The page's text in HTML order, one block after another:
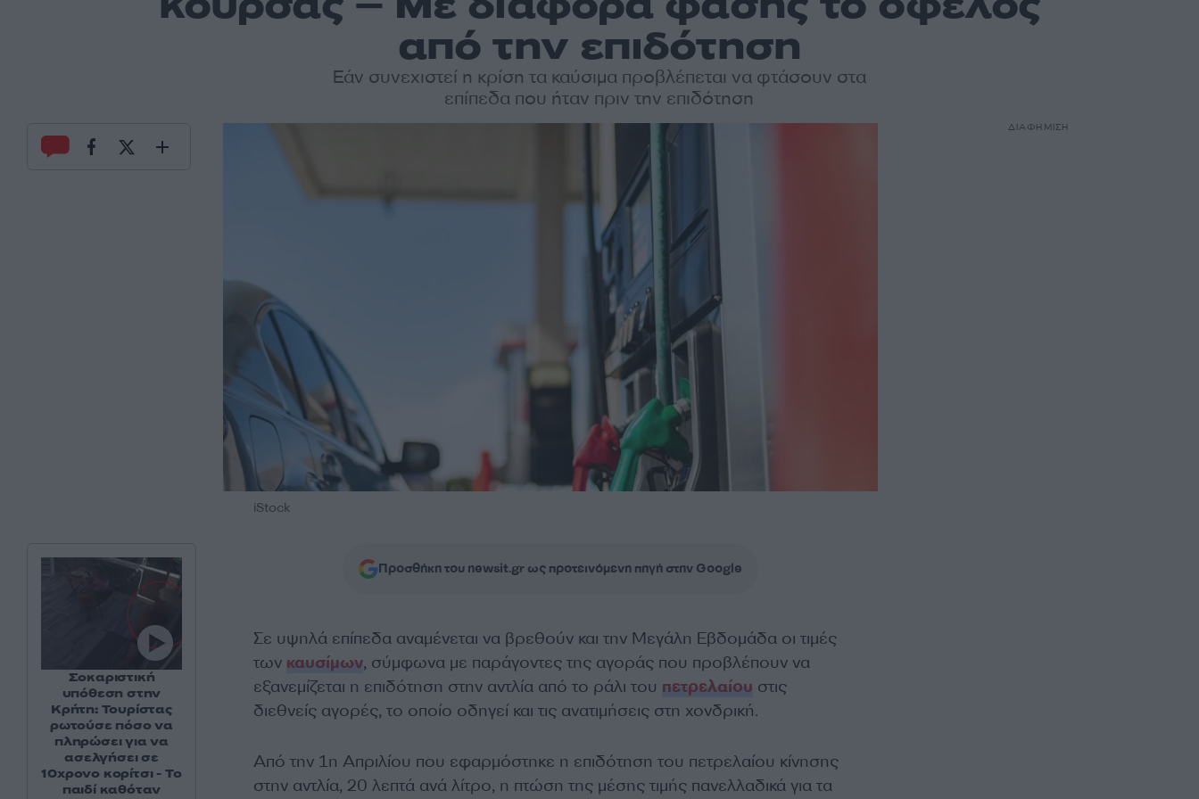
από την επιδότηση
Εάν συνεχιστεί η κρίση τα καύσιμα προβλέπεται να φτάσουν στα
επίπεδα που ήταν πριν την επιδότηση
iStock
Προσθήκη του newsit.gr ως προτεινόμενη πηγή στην Google
Σε υψηλά επίπεδα αναμένεται να βρεθούν και την Μεγάλη Εβδομάδα οι τιμές
των καυσίμων, σύμφωνα με παράγοντες της αγοράς που προβλέπουν να
εξανεμίζεται η επιδότηση στην αντλία από το ράλι του πετρελαίου στις
διεθνείς αγορές, το οποίο οδηγεί και τις ανατιμήσεις στη χονδρική.
Από την 1η Απριλίου που εφαρμόστηκε η επιδότηση του πετρελαίου κίνησης
στην αντλία, 20 λεπτά ανά λίτρο, η πτώση της μέσης τιμής πανελλαδικά για τα
Σοκαριστική
υπόθεση στην
Κρήτη: Τουρίστας
ρωτούσε πόσο να
πληρώσει για να
ασελγήσει σε
10χρονο κορίτσι - Το
παιδί καθόταν
ΔΙΑΦΗΜΙΣΗ